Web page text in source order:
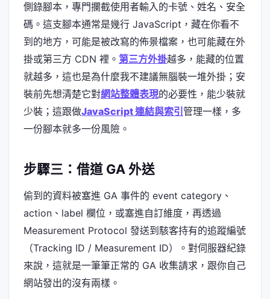
側錄腳本，專門攔截使用者輸入的卡號、姓名、安全
碼。這支腳本通常是幾行 JavaScript，藏在你看不
到的地方，可能是被改寫的佈景檔案，也可能藏在外
掛或第三方 CDN 裡。 第三方外掛越多，能藏的位置
就越多，這也是為什麼我不建議無腦裝一堆外掛；安
裝前先想清楚它對網站整體表現的必要性，能少裝就
少裝；這跟做JavaScript 連結與索引 管理一樣，多
一份腳本就多一份風險。
步驟三：借道 GA 外送
偷到的資料被塞進 GA 事件的 event category、
action、label 欄位，或塞進自訂維度，再透過
Measurement Protocol 發送到駭客持有的追蹤編號
（Tracking ID / Measurement ID）。對伺服器紀錄
來說，這就是一筆筆正常的 GA 收集請求，跟你自己
網站發出的沒有兩樣。